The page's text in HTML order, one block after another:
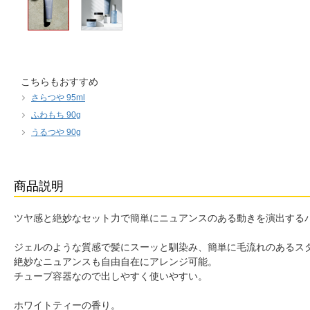
こちらもおすすめ
さらつや 95ml
ふわもち 90g
うるつや 90g
商品説明
ツヤ感と絶妙なセット力で簡単にニュアンスのある動きを演出する
ジェルのような質感で髪にスーッと馴染み、簡単に毛流れのあるス
絶妙なニュアンスも自由自在にアレンジ可能。
チューブ容器なので出しやすく使いやすい。
ホワイトティーの香り。